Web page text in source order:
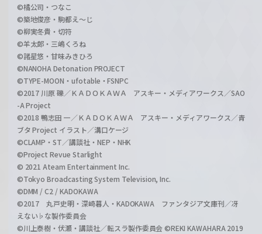
©橘公司・つなこ
©築地俊彦・駒都え～じ
©柳実冬貴・切符
©羊太郎・三嶋くろね
©諸星悠・甘味みきひろ
©NANOHA Detonation PROJECT
©TYPE-MOON・ufotable・FSNPC
©2017 川原 礫／ＫＡＤＯＫＡＷＡ アスキー・メディアワークス／SAO
-A Project
©2018 鴨志田 一／ＫＡＤＯＫＡＷＡ アスキー・メディアワークス／青
ブタ Project イラスト／溝口ケージ
©CLAMP・ST／講談社・NEP・NHK
©Project Revue Starlight
© 2021 Ateam Entertainment Inc.
©Tokyo Broadcasting System Television, Inc.
©DMM / C2 / KADOKAWA
©2017 丸戸史明・深崎暮人・KADOKAWA ファンタジア文庫刊／冴
えない♭な製作委員会
©川上泰樹・伏瀬・講談社／転スラ製作委員会 ©REKI KAWAHARA 2019